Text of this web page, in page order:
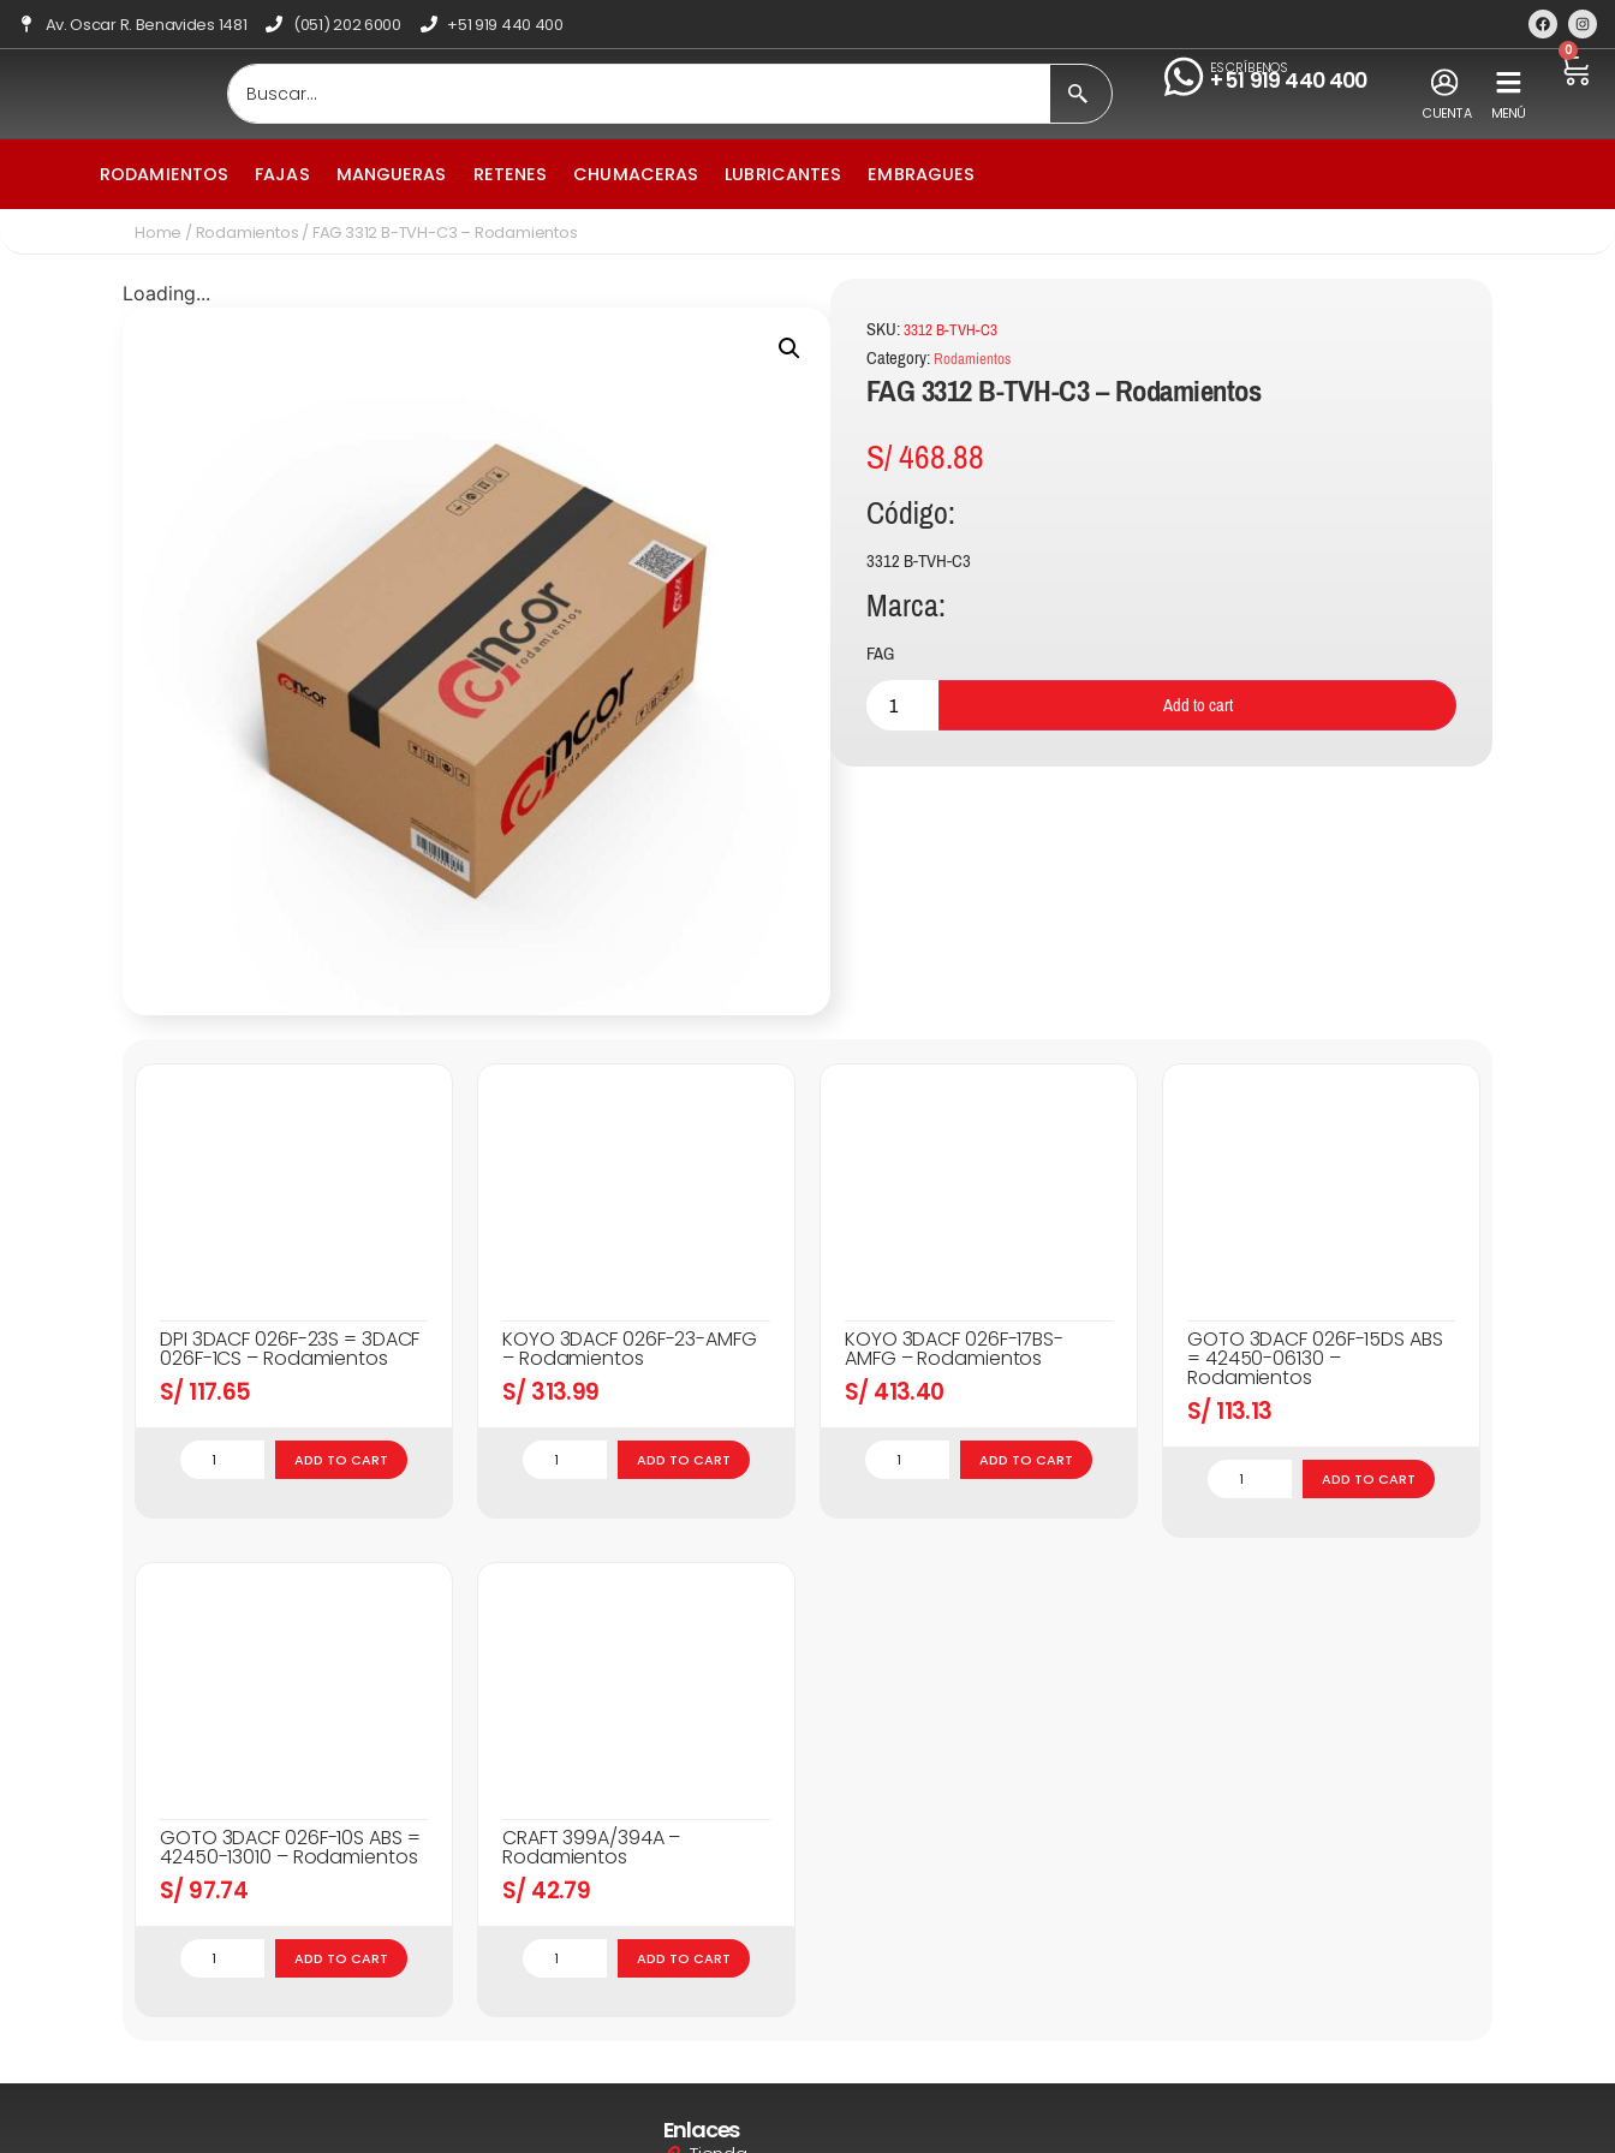
Av. Oscar R. Benavides 1481 (051) 202 6000 +51 919 440 400
ESCRÍBENOS
+51 919 440 400
CUENTA MENÚ
0
RODAMIENTOS FAJAS MANGUERAS RETENES CHUMACERAS LUBRICANTES EMBRAGUES
Home / Rodamientos / FAG 3312 B-TVH-C3 – Rodamientos
Loading...
SKU:3312 B-TVH-C3
Category: Rodamientos
FAG 3312 B-TVH-C3 – Rodamientos
S/468.88
Código:
3312 B-TVH-C3
Marca:
FAG
Add to cart
DPI 3DACF 026F-23S = 3DACF
026F-1CS – Rodamientos
S/ 117.65
ADD TO CART
KOYO 3DACF 026F-23-AMFG
– Rodamientos
S/ 313.99
ADD TO CART
KOYO 3DACF 026F-17BS-
AMFG – Rodamientos
S/ 413.40
ADD TO CART
GOTO 3DACF 026F-15DS ABS
= 42450-06130 –
Rodamientos
S/ 113.13
ADD TO CART
GOTO 3DACF 026F-10S ABS =
42450-13010 – Rodamientos
S/ 97.74
ADD TO CART
CRAFT 399A/394A –
Rodamientos
S/ 42.79
ADD TO CART
Enlaces